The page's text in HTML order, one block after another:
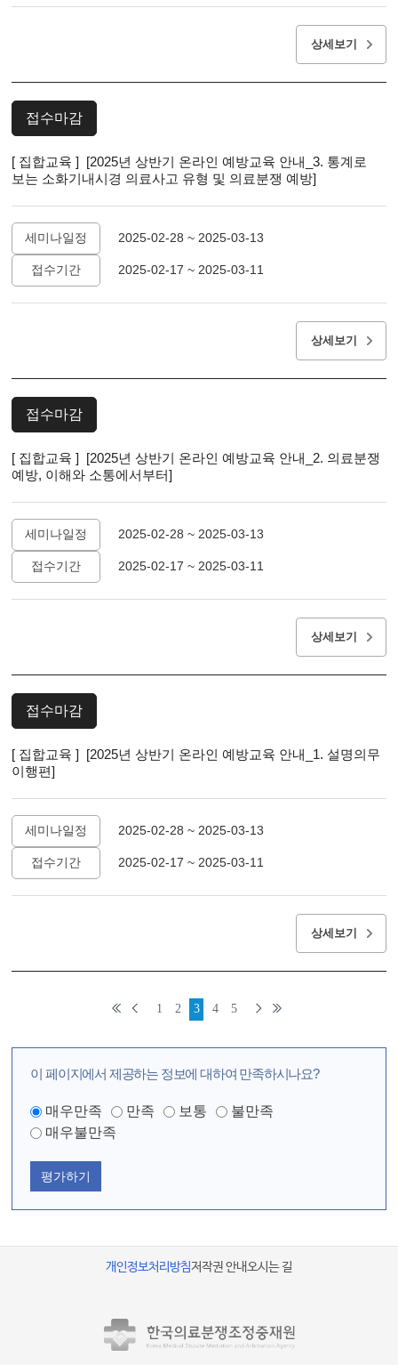
상세보기
접수마감
[ 집합교육 ] [2025년 상반기 온라인 예방교육 안내_3. 통계로
보는 소화기내시경 의료사고 유형 및 의료분쟁 예방]
세미나일정 2025-02-28 ~ 2025-03-13
접수기간 2025-02-17 ~ 2025-03-11
상세보기
접수마감
[ 집합교육 ] [2025년 상반기 온라인 예방교육 안내_2. 의료분쟁
예방, 이해와 소통에서부터]
세미나일정 2025-02-28 ~ 2025-03-13
접수기간 2025-02-17 ~ 2025-03-11
상세보기
접수마감
[ 집합교육 ] [2025년 상반기 온라인 예방교육 안내_1. 설명의무
이행편]
세미나일정 2025-02-28 ~ 2025-03-13
접수기간 2025-02-17 ~ 2025-03-11
상세보기
1 2 3 4 5
이 페이지에서 제공하는 정보에 대하여 만족하시나요?
매우만족 만족 보통
불만족
매우불만족
평가하기
개인정보처리방침저작권 안내오시는 길